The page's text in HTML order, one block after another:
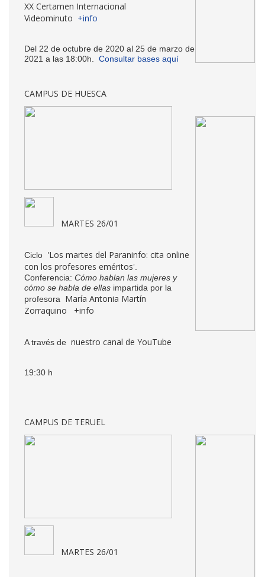
XX Certamen Internacional
Videominuto +info
Del 22 de octubre de 2020 al 25 de marzo de
2021 a las 18:00h. Consultar bases aquí
CAMPUS DE HUESCA
MARTES 26/01
Ciclo 'Los martes del Paraninfo: cita online
con los profesores eméritos'
Conferencia: Cómo hablan las mujeres y
cómo se habla de ellas impartida por la
profesora María Antonia Martín
Zorraquino
+info
A través de nuestro canal de YouTube
19:30 h
CAMPUS DE TERUEL
MARTES 26/01